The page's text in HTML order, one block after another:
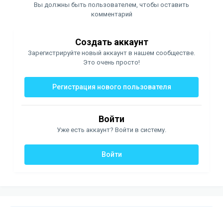
Вы должны быть пользователем, чтобы оставить
комментарий
Создать аккаунт
Зарегистрируйте новый аккаунт в нашем сообществе.
Это очень просто!
Регистрация нового пользователя
Войти
Уже есть аккаунт? Войти в систему.
Войти